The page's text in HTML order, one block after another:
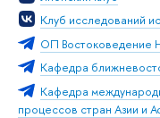
Клуб исследований
ОП
Кафедра
Кафедра
процессов стран Азии и